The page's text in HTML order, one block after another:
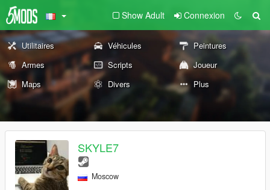
Show Adult Connexion
Utilitaires Véhicules
Peintures
Armes
Scripts
Joueur
Maps
Divers Plus
SKYLE7
Moscow